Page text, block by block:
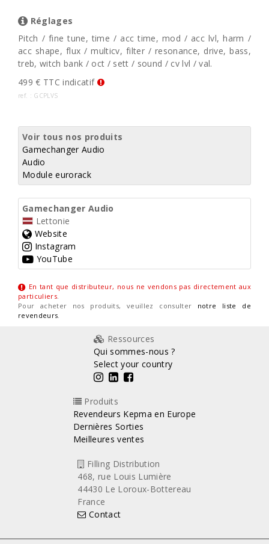
Réglages
Pitch / fine tune, time / acc time, mod / acc lvl, harm /
acc shape, flux / multicv, filter / resonance, drive, bass,
treb, witch bank / oct / sett / sound / cv lvl / val.
499 € TTC indicatif
ref. : GCPLVS
Voir tous nos produits
Gamechanger Audio
Audio
Module eurorack
Gamechanger Audio
Lettonie
Website
Instagram
YouTube
En tant que distributeur, nous ne vendons pas directement aux
particuliers.
Pour acheter nos produits, veuillez consulter notre liste de
revendeurs.
Ressources
Qui sommes-nous ?
Select your country
Produits
Revendeurs Kepma en Europe
Dernières Sorties
Meilleures ventes
Filling Distribution
468, rue Louis Lumière
44430 Le Loroux-Bottereau
France
Contact